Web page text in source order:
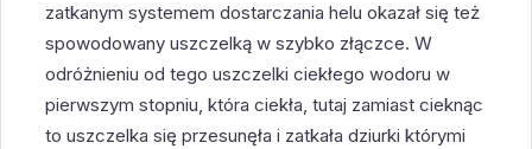
zatkanym systemem dostarczania helu okazał się też
spowodowany uszczelką w szybko złączce. W
odróżnieniu od tego uszczelki ciekłego wodoru w
pierwszym stopniu, która ciekła, tutaj zamiast cieknąc
to uszczelka się przesunęła i zatkała dziurki którymi